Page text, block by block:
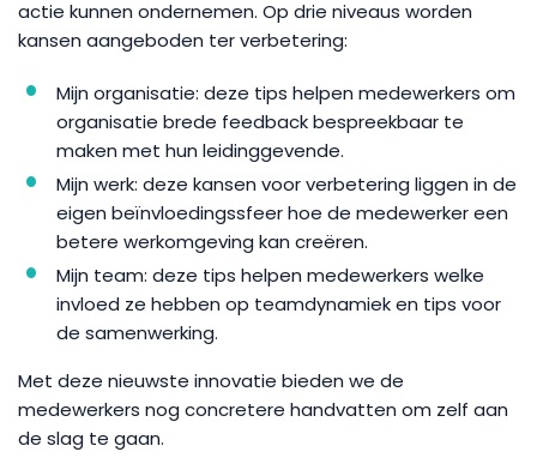
actie kunnen ondernemen. Op drie niveaus worden
kansen aangeboden ter verbetering:
Mijn organisatie: deze tips helpen medewerkers om
organisatie brede feedback bespreekbaar te
maken met hun leidinggevende.
Mijn werk: deze kansen voor verbetering liggen in de
eigen beïnvloedingssfeer hoe de medewerker een
betere werkomgeving kan creëren.
Mijn team: deze tips helpen medewerkers welke
invloed ze hebben op teamdynamiek en tips voor
de samenwerking.
Met deze nieuwste innovatie bieden we de
medewerkers nog concretere handvatten om zelf aan
de slag te gaan.